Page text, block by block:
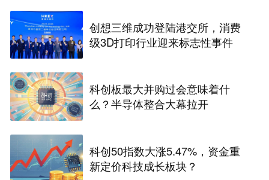
创想三维成功登陆港交所，消费
级3D打印行业迎来标志性事件
科创板最大并购过会意味着什
么？半导体整合大幕拉开
科创50指数大涨5.47%，资金重
新定价科技成长板块？